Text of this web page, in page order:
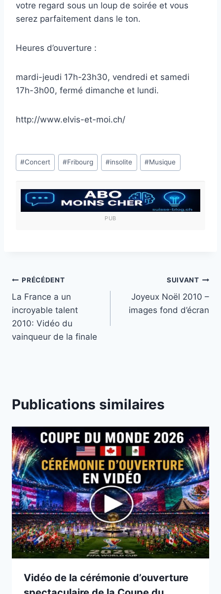
votre regard sous un loup de soirée et vous
serez parfaitement dans le ton.
Heures d’ouverture :
mardi-jeudi 17h-23h30, vendredi et samedi
17h-3h00, fermé dimanche et lundi.
http://www.elvis-et-moi.ch/
Étiquettes
de
publication :
#Concert #Fribourg #insolite #Musique
PUB
Navigation
de
l’article
PRÉCÉDENT
La France a un
incroyable talent
2010: Vidéo du
vainqueur de la finale
SUIVANT
Joyeux Noël 2010 –
images fond d’écran
Publications similaires
Vidéo de la cérémonie d’ouverture